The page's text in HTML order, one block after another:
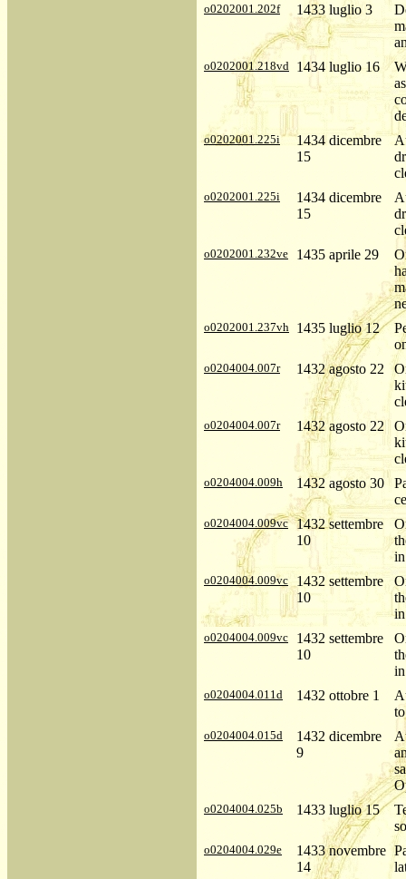
o0202001.202f 1433 luglio 3
o0202001.218vd 1434 luglio 16
o0202001.225i
1434 dicembre
15
o0202001.225i
1434 dicembre
15
o0202001.232ve 1435 aprile 29
o0202001.237vh 1435 luglio 12
o0204004.007r 1432 agosto 22
o0204004.007r 1432 agosto 22
o0204004.009h 1432 agosto 30
o0204004.009vc 1432 settembre
10
o0204004.009vc
1432 settembre
10
o0204004.009vc
1432 settembre
10
o0204004.011d 1432 ottobre 1
o0204004.015d
1432 dicembre
9
o0204004.025b 1433 luglio 15
o0204004.029e
1433 novembre
14